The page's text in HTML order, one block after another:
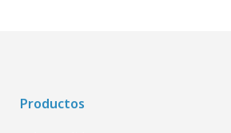
Productos